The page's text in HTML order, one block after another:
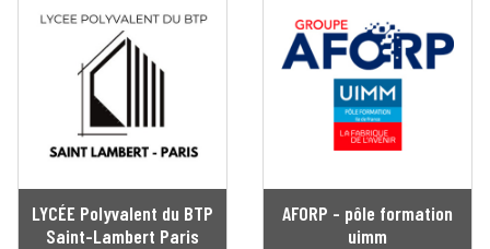
LYCÉE Polyvalent du BTP
Saint-Lambert Paris
AFORP - pôle formation
uimm